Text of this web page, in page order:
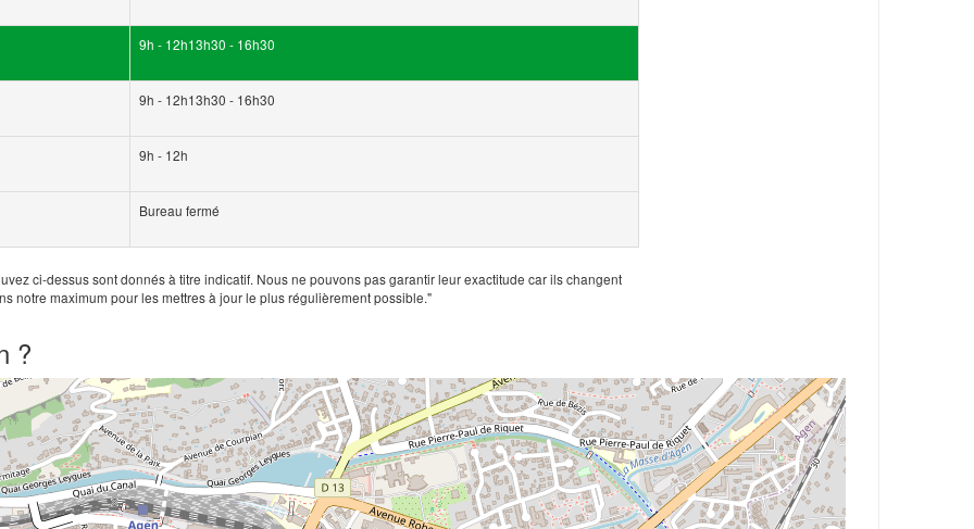
9h - 12h13h30 - 16h30
9h - 12h13h30 - 16h30
9h - 12h
Bureau fermé
ci-dessus sont donnés à titre indicatif. Nous ne pouvons pas garantir leur exactitude car ils changent
notre maximum pour les mettres à jour le plus régulièrement possible."
?